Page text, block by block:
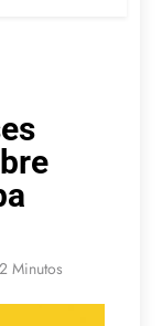
2 Minutos